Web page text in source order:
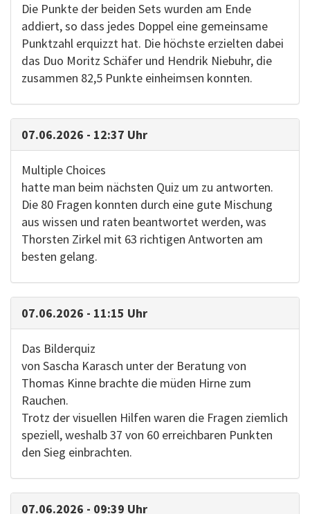
Die Punkte der beiden Sets wurden am Ende
addiert, so dass jedes Doppel eine gemeinsame
Punktzahl erquizzt hat. Die höchste erzielten dabei
das Duo Moritz Schäfer und Hendrik Niebuhr, die
zusammen 82,5 Punkte einheimsen konnten.
07.06.2026 - 12:37 Uhr
Multiple Choices
hatte man beim nächsten Quiz um zu antworten.
Die 80 Fragen konnten durch eine gute Mischung
aus wissen und raten beantwortet werden, was
Thorsten Zirkel mit 63 richtigen Antworten am
besten gelang.
07.06.2026 - 11:15 Uhr
Das Bilderquiz
von Sascha Karasch unter der Beratung von
Thomas Kinne brachte die müden Hirne zum
Rauchen.
Trotz der visuellen Hilfen waren die Fragen ziemlich
speziell, weshalb 37 von 60 erreichbaren Punkten
den Sieg einbrachten.
07.06.2026 - 09:39 Uhr